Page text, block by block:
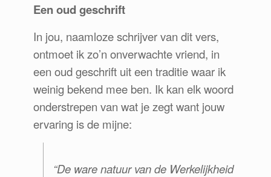
Een oud geschrift
In jou, naamloze schrijver van dit vers,
ontmoet ik zo’n onverwachte vriend, in
een oud geschrift uit een traditie waar ik
weinig bekend mee ben. Ik kan elk woord
onderstrepen van wat je zegt want jouw
ervaring is de mijne:
“De ware natuur van de Werkelijkheid